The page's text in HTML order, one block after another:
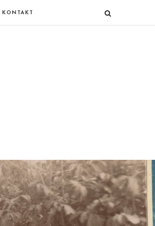
KONTAKT